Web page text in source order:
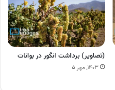
(تصاویر) برداشت انگور در بوانات
۱۴۰۳, مهر ۵